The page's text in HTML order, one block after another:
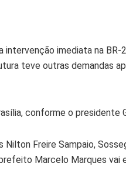
intervenção imediata na BR-
teve outras demandas
conforme o presidente
Nilton Freire Sampaio,
Marcelo Marques vai